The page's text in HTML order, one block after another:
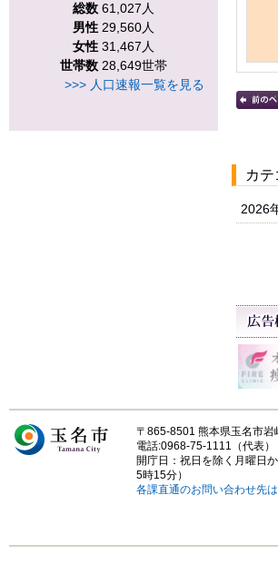
総数 61,027人
男性 29,560人
女性 31,467人
世帯数 28,649世帯
>>> 人口速報一覧を見る
カ
2026
〒865-8501 熊本県玉名市岩
電話:0968-75-1111（代表）
開庁日：祝日を除く月曜日
5時15分）
各課直通のお問い合わせ先